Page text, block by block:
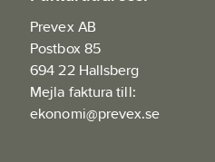
Prevex AB
Postbox 85
694 22 Hallsberg
Mejla faktura till:
ekonomi@prevex.se